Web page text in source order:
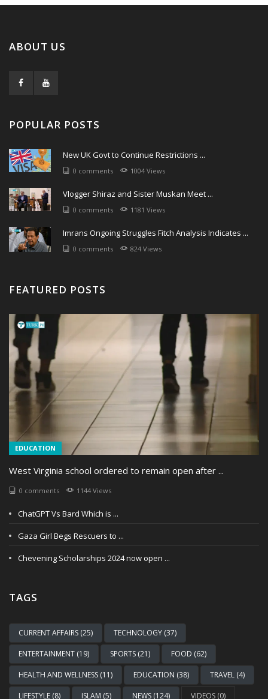
ABOUT US
POPULAR POSTS
New UK Govt to Continue Restrictions ...
0 comments 1004 Views
Vlogger Shiraz and Sister Muskan Meet ...
0 comments 1181 Views
Imrans Ongoing Struggles Fitch Analysis Indicates ...
0 comments 824 Views
FEATURED POSTS
EDUCATION
West Virginia school ordered to remain open after ...
0 comments 1144 Views
ChatGPT Vs Bard Which is ...
Gaza Girl Begs Rescuers to ...
Chevening Scholarships 2024 now open ...
TAGS
CURRENT AFFAIRS (25) TECHNOLOGY (37)
ENTERTAINMENT (19) SPORTS (21) FOOD (62)
HEALTH AND WELLNESS (11) EDUCATION (38) TRAVEL (4)
LIFESTYLE (8) ISLAM (5) NEWS (124) VIDEOS (0)